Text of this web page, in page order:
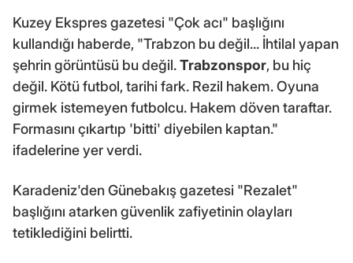
Kuzey Ekspres gazetesi "Çok acı" başlığını
kullandığı haberde, "Trabzon bu değil... İhtilal yapan
şehrin görüntüsü bu değil.Trabzonspor, bu hiç
değil. Kötü futbol, tarihi fark. Rezil hakem. Oyuna
girmek istemeyen futbolcu. Hakem döven taraftar.
Formasını çıkartıp 'bitti' diyebilen kaptan."
ifadelerine yer verdi.
Karadeniz'den Günebakış gazetesi "Rezalet"
başlığını atarken güvenlik zafiyetinin olayları
tetiklediğini belirtti.